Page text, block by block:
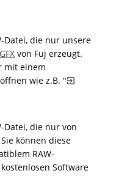
Datei, die nur unsere
GFXvon Fuj erzeugt.
mit einem
wie z.B. "
Datei, die nur von
können diese
RAW-
Software